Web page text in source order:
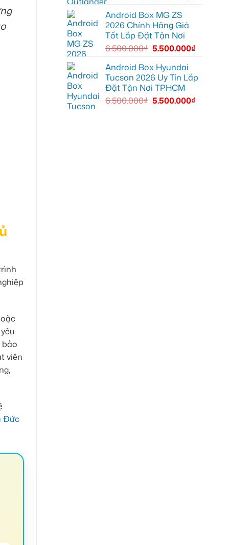
bảo
viên
Đức
Android Box MG ZS
2026 Chính Hãng Giá
Tốt Lắp Đặt Tận Nơi
6.500.000₫ 5.500.000₫
Android Box Hyundai
Tucson 2026 Uy Tín Lắp
Đặt Tận Nơi TPHCM
6.500.000₫ 5.500.000₫